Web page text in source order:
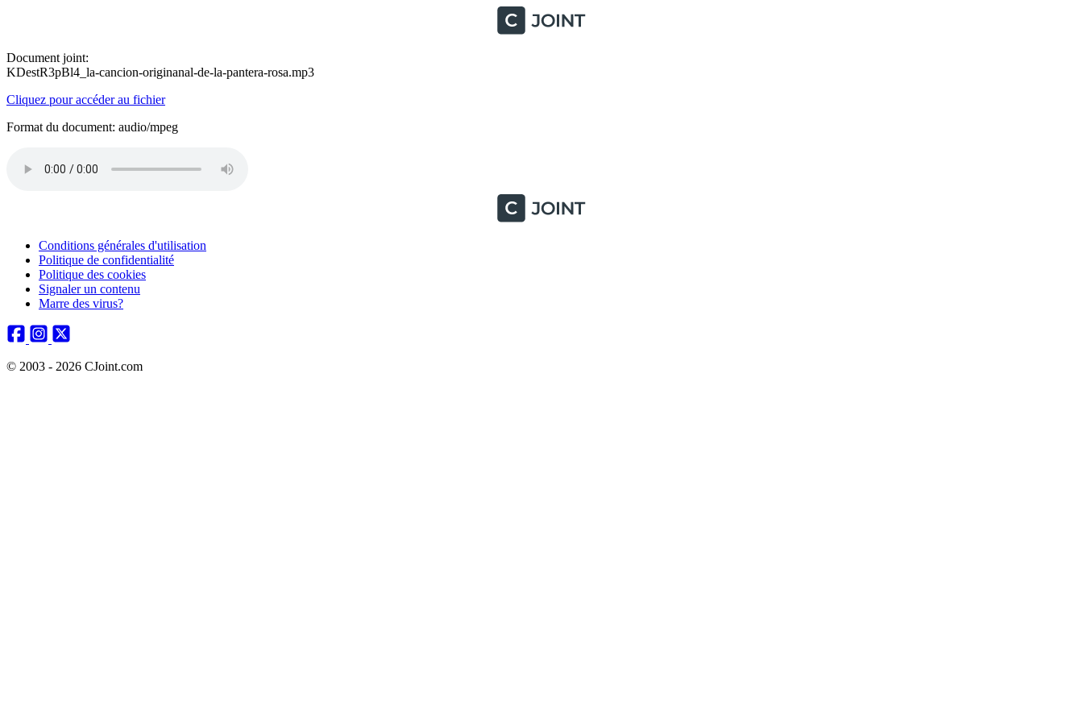
Document joint:
KDestR3pBl4_la-cancion-originanal-de-la-pantera-rosa.mp3
Cliquez pour accéder au fichier
Format du document: audio/mpeg
Conditions générales d'utilisation
Politique de confidentialité
Politique des cookies
Signaler un contenu
Marre des virus?
© 2003 - 2026 CJoint.com